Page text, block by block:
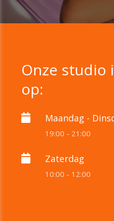
Onze studio
op:
Maandag -
19:00 - 21:00
Zaterdag
10:00 - 12:00